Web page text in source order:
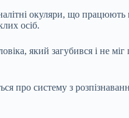
окуляри, що
осіб.
який загубився і не
про систему з